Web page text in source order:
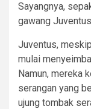
Sayangnya,
gawang
Juventus,
mulai
Namun, mereka
serangan yang
ujung tombak